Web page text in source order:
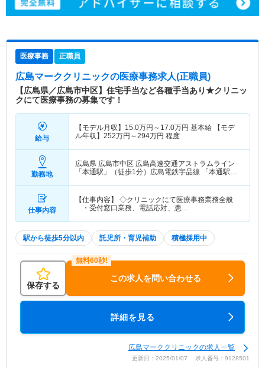
医療事務 正職員
広島マーククリニックの医療事務求人(正職員)
【広島県／広島市中区】住宅手当など各種手当あり★クリニッ
クにて医療事務の募集です！
給与
【モデル月収】 15.0万円～ 17.0万円 基本給 【モデ
ル年収】 252万円～294万円 程度
勤務地
広島県 広島市中区 広島高速交通アストラムライン
「本通駅」（徒歩1分）広島電鉄宇品線 「本通駅」
仕事内容
【仕事内容】 ◇クリニックにて医療事務業務全般
・受付窓口業務、電話応対、患…
駅から徒歩5分以内 託児所・育児補助 積極採用中
保存する
この求人を問い合わせる
詳細を見る
広島マーククリニックの求人一覧
更新日：2025/01/07 求人番号：9128501